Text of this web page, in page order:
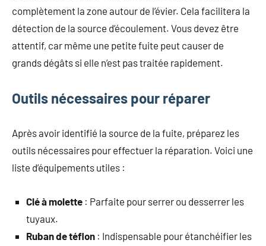
complètement la zone autour de l’évier. Cela facilitera la
détection de la source d’écoulement. Vous devez être
attentif, car même une petite fuite peut causer de
grands dégâts si elle n’est pas traitée rapidement.
Outils nécessaires pour réparer
Après avoir identifié la source de la fuite, préparez les
outils nécessaires pour effectuer la réparation. Voici une
liste d’équipements utiles :
Clé à molette : Parfaite pour serrer ou desserrer les
tuyaux.
Ruban de téflon : Indispensable pour étanchéifier les